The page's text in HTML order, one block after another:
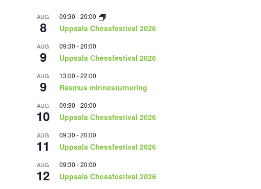
AUG
8
09:30 -20:00
Uppsala Chessfestival 2026
AUG
9
09:30 -20:00
Uppsala Chessfestival 2026
AUG
9
13:00 -22:00
Rasmus minnesturnering
AUG
10
09:30 -20:00
Uppsala Chessfestival 2026
AUG
11
09:30 -20:00
Uppsala Chessfestival 2026
AUG
12
09:30 -20:00
Uppsala Chessfestival 2026